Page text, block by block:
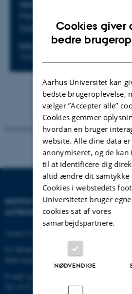
Oplysninger om
kl.
Tilføj til kalender
Revideret 29.09.2025-web@phys.au.dk
INSTITUT FOR FYSIK OG
ASTRONOMI
Cookies giver
bedre
Aarhus Universitet kan
bedste brugeroplevelse,
vælger ”Accepter alle”
Cookies gemmer
hvordan en bruger
website. Alle dine data er
anonymiseret, og de kan
til at identificere dig
altid ændre dit samtykke
Cookies i webstedets
Universitetet bruger
cookies sat af vores
samarbejdspartnere.
NØDVENDIGE